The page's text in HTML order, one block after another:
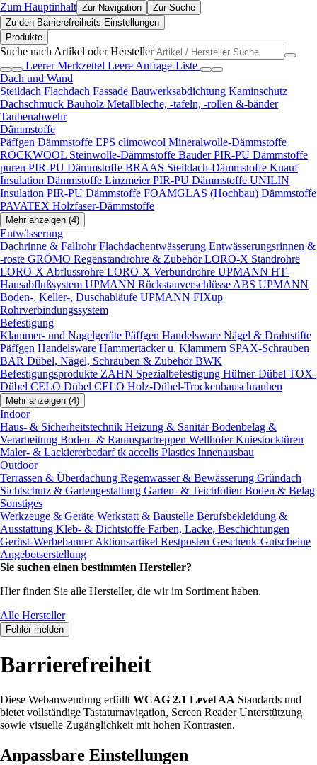
Zum Hauptinhalt Zur Navigation
Zur Suche
Zu den Barrierefreiheits-Einstellungen
Produkte
Suche nach Artikel oder Hersteller
Leerer Merkzettel Leere Anfrage-Liste
Dach und Wand
Steildach Flachdach Fassade Bauwerksabdichtung Kaminschutz
Dachschmuck Bauholz Metallbleche, -tafeln, -rollen &-bänder
Taubenabwehr
Dämmstoffe
Päffgen Dämmstoffe EPS climowool Mineralwolle-Dämmstoffe
ROCKWOOL Steinwolle-Dämmstoffe Bauder PIR-PU Dämmstoffe
puren PIR-PU Dämmstoffe BRAAS Steildach-Dämmstoffe Knauf
Insulation Dämmstoffe Linzmeier PIR-PU Dämmstoffe UNILIN
Insulation PIR-PU Dämmstoffe FOAMGLAS (Hochbau) Dämmstoffe
PAVATEX Holzfaser-Dämmstoffe
Mehr anzeigen (4)
Entwässerung
Dachrinne & FallrohrFlachdachentwässerung Entwässerungsrinnen &
-roste GRÖMO Regenstandrohre & ZubehörLORO-X Standrohre
LORO-X Abflussrohre LORO-X Verbundrohre UPMANN HT-
Hausabflußsystem UPMANN Rückstauverschlüsse ABS UPMANN
Boden-, Keller-, Duschabläufe UPMANN FIXup
Rohrverbindungssystem
Befestigung
Klammer- und Nagelgeräte Päffgen Handelsware Nägel & Drahtstifte
Päffgen Handelsware Hammertacker u. Klammern SPAX-Schrauben
BÄR Dübel, Nägel, Schrauben & ZubehörBWK
Befestigungsprodukte ZAHN Spezialbefestigung Hüfner-Dübel TOX-
Dübel CELO Dübel CELO Holz-Dübel-Trockenbauschrauben
Mehr anzeigen (4)
Indoor
Haus- & Sicherheitstechnik Heizung & SanitärBodenbelag &
Verarbeitung Boden- & Raumspartreppen Wellhöfer Kniestocktüren
Maler- & Lackiererbedarftk accelis Plastics Innenausbau
Outdoor
Terrassen & Überdachung Regenwasser & Bewässerung Gründach
Sichtschutz & Gartengestaltung Garten- & Teichfolien Boden & Belag
Sonstiges
Werkzeuge & Geräte Werkstatt & Baustelle Berufsbekleidung &
Ausstattung Kleb- & Dichtstoffe Farben, Lacke, Beschichtungen
Gerüst-WerbebannerAktionsartikel Restposten Geschenk-Gutscheine
Angebotserstellung
Sie suchen einen bestimmten Hersteller?
Hier finden Sie alle Hersteller, die wir im Sortiment haben.
Alle Hersteller
Fehler melden
Barrierefreiheit
Diese Webanwendung erfüllt WCAG 2.1 Level AA Standards und
bietet vollständige Tastaturnavigation, Screen Reader Unterstützung
sowie visuelle Zugänglichkeit mit hohen Kontrasten.
Anpassbare Einstellungen